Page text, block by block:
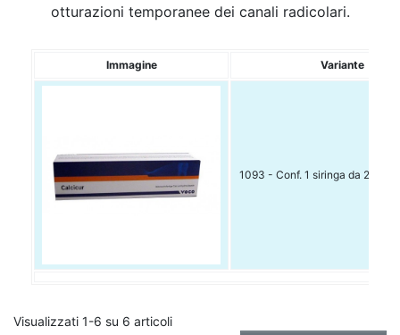
otturazioni temporanee dei canali radicolari.
Immagine Variante
1093 - Conf. 1 siringa da 2ml +
Visualizzati 1-6 su 6 articoli